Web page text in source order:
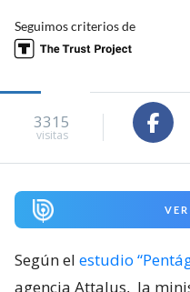
Seguimos criterios de
3315
visitas
Según el estudio
agencia Attalus, la